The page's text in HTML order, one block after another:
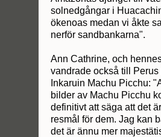
solnedgångar i
ökenoas medan vi åkte
nerför sandbankarna".
Ann Cathrine, och
vandrade också till Perus
Inkaruin Machu Picchu:
bilder av Machu Picchu
definitivt att säga att det
resmål för dem. Jag kan
det är ännu mer